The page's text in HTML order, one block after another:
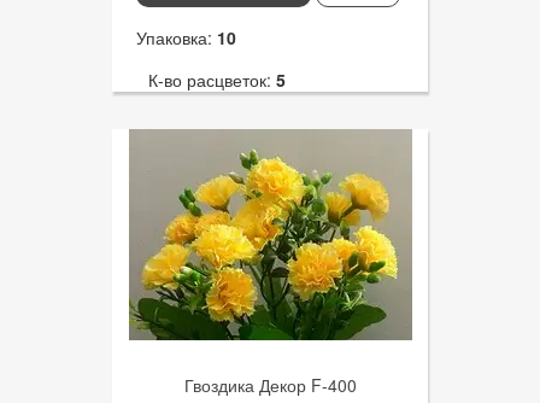
Упаковка: 10
К-во расцветок: 5
20
Артикул:3011
Диаметр цветка:2
Гвоздика Декор F-400